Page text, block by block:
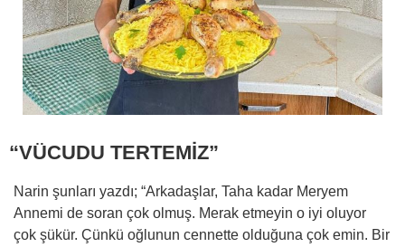
“VÜCUDU TERTEMİZ”
Narin şunları yazdı; “Arkadaşlar, Taha kadar Meryem
Annemi de soran çok olmuş. Merak etmeyin o iyi oluyor
çok şükür. Çünkü oğlunun cennette olduğuna çok emin. Bir